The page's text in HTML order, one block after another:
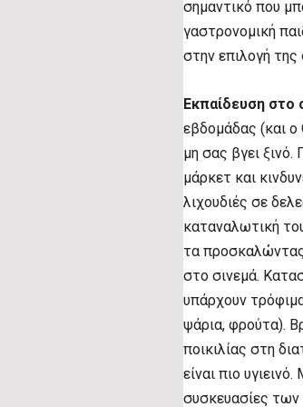
σημαντικό που
γαστρονομική
στην επιλογή
Εκπαίδευση στο
εβδομάδας (και ο
μη σας βγει
μάρκετ και
λιχουδιές σε
καταναλωτική
τα
στο σινεμά.
υπάρχουν
ψάρια, φρούτα).
ποικιλίας στη
είναι πιο
συσκευασίες